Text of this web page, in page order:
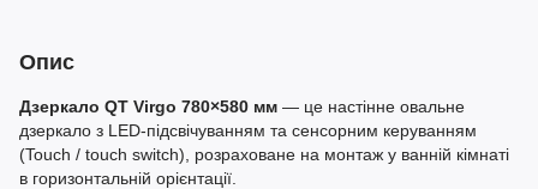
Опис
Дзеркало QT Virgo 780×580 мм — це настінне овальне
дзеркало з LED‑підсвічуванням та сенсорним керуванням
(Touch / touch switch), розраховане на монтаж у ванній кімнаті
в горизонтальній орієнтації.​